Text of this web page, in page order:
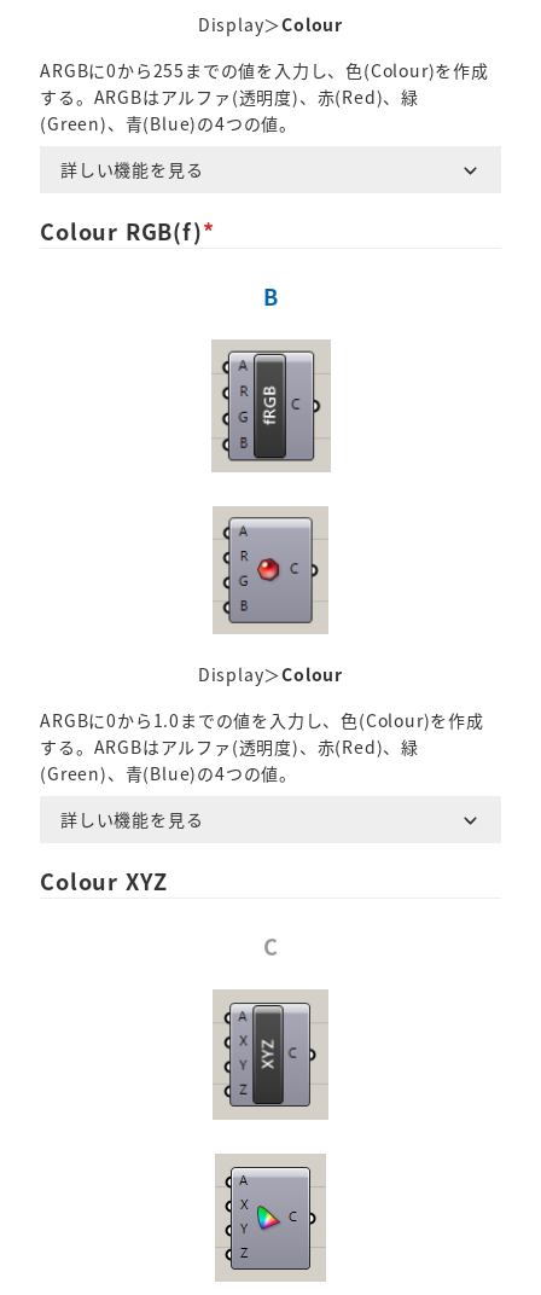
Display＞Colour
ARGBに0から255までの値を入力し、色(Colour)を作成
する。ARGBはアルファ(透明度)、赤(Red)、緑
(Green)、青(Blue)の4つの値。
詳しい機能を見る
Colour RGB(f)*
B
Display＞Colour
ARGBに0から1.0までの値を入力し、色(Colour)を作成
する。ARGBはアルファ(透明度)、赤(Red)、緑
(Green)、青(Blue)の4つの値。
詳しい機能を見る
Colour XYZ
C